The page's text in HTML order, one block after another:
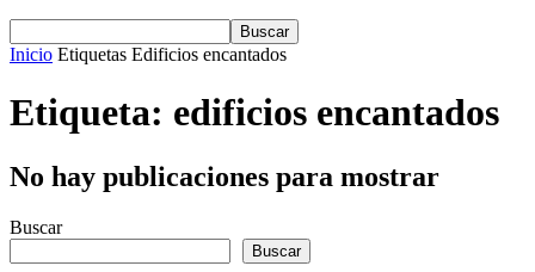
Inicio Etiquetas Edificios encantados
Etiqueta: edificios encantados
No hay publicaciones para mostrar
Buscar
Buscar